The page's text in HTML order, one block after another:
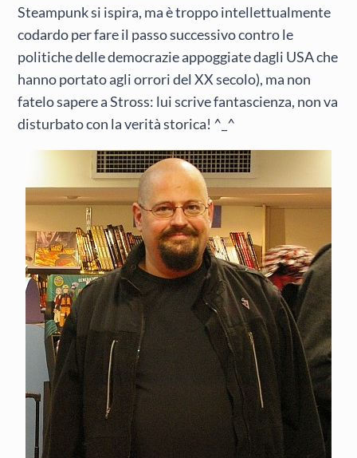
Steampunk si ispira, ma è troppo intellettualmente
codardo per fare il passo successivo contro le
politiche delle democrazie appoggiate dagli USA che
hanno portato agli orrori del XX secolo), ma non
fatelo sapere a Stross: lui scrive fantascienza, non va
disturbato con la verità storica! ^_^